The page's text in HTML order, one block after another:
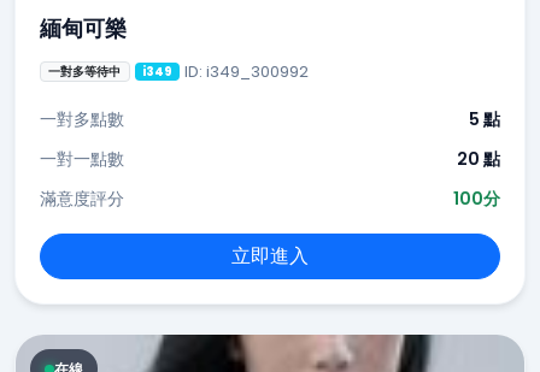
緬甸可樂
一對多等待中 i349 ID: i349_300992
一對多點數
5 點
一對一點數
20 點
滿意度評分
100分
立即進入